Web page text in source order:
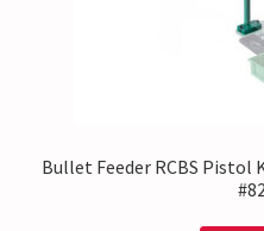
Bullet Feeder RCBS